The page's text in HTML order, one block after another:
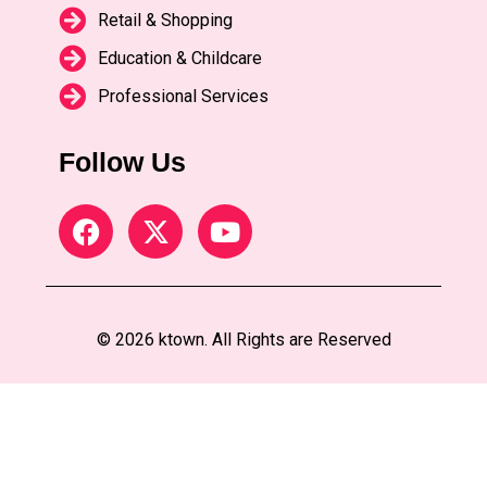
Retail & Shopping
Education & Childcare
Professional Services
Follow Us
© 2026 ktown. All Rights are Reserved